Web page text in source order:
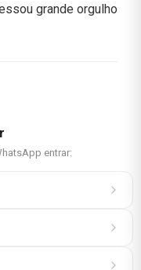
grande orgulho
entrar: